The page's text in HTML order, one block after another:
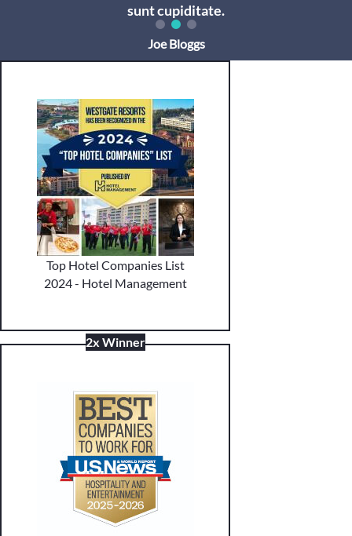
sunt cupiditate.
Jane Bloggs
Top Hotel Companies List
2024 - Hotel Management
2x Winner